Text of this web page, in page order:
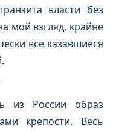
власти без
мой взгляд, крайне
все казавшиеся
из России образ
крепости. Весь